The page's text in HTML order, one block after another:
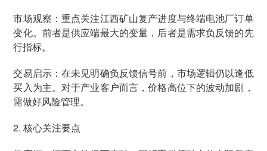
市场观察：重点关注江西矿山复产进度与终端电池厂订单
变化。前者是供应端最大的变量，后者是需求负反馈的先
行指标。
交易启示：在未见明确负反馈信号前，市场逻辑仍以逢低
买入为主。对于产业客户而言，价格高位下的波动加剧，
需做好风险管理。
2. 核心关注要点